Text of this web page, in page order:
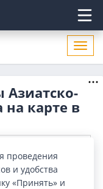
на карте в
Карта
проведения
и удобства
«Принять» и